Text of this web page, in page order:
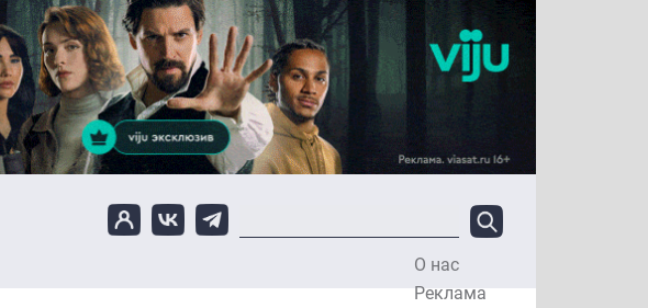
О нас
Реклама